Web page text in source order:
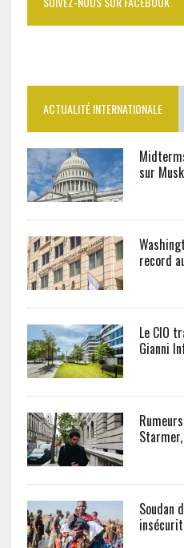
ACTUALITÉ INTERNATIONALE
sur
record
Le CIO
Gianni
Soudan